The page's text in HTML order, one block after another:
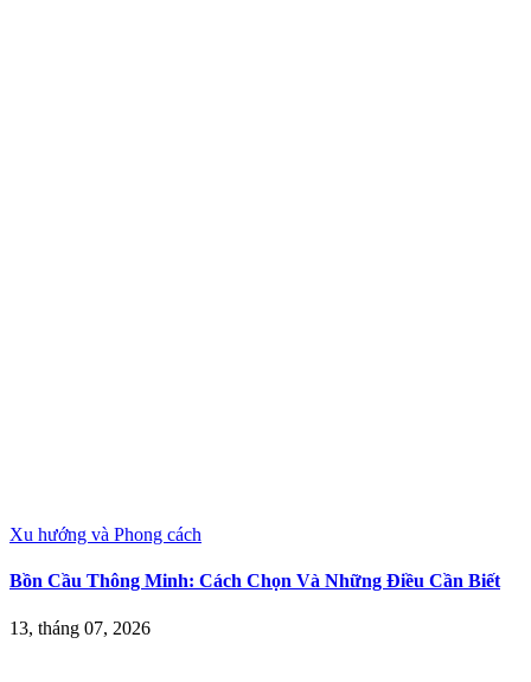
Xu hướng và Phong cách
Bồn Cầu Thông Minh: Cách Chọn Và Những Điều Cần Biết
13, tháng 07, 2026